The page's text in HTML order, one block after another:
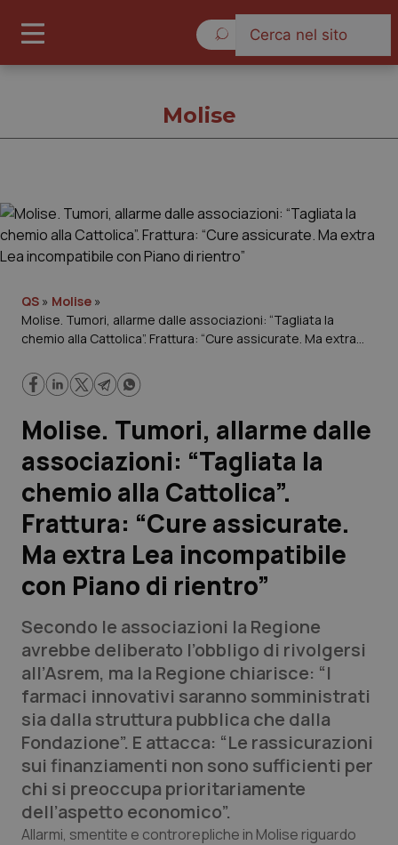
Cronache
Governo e Parlamento
Regioni e Asl
Lavoro e Professioni
Scienza e Farmaci
Studi e Analisi
Lettere al direttore
Edizioni Regionali
QS Pro
Professionisti Sanitari.AI
Abruzzo
Basilicata
Calabria
QS Pro Gold
Artrite & artrosi
Asma & BPCO
QS Club Newsletter
Molise
QS » Molise »
Molise. Tumori, allarme dalle associazioni: “Tagliata la
chemio alla Cattolica”. Frattura: “Cure assicurate. Ma extra
Molise. Tumori, allarme dalle
associazioni: “Tagliata la
chemio alla Cattolica”.
Frattura: “Cure assicurate.
Ma extra Lea incompatibile
con Piano di rientro”
Secondo le associazioni la Regione
avrebbe deliberato l’obbligo di rivolgersi
all’Asrem, ma la Regione chiarisce: “I
farmaci innovativi saranno somministrati
sia dalla struttura pubblica che dalla
Fondazione”. E attacca: “Le rassicurazioni
sui finanziamenti non sono sufficienti per
chi si preoccupa prioritariamente
dell’aspetto economico”.
Allarmi, smentite e controrepliche in Molise riguardo